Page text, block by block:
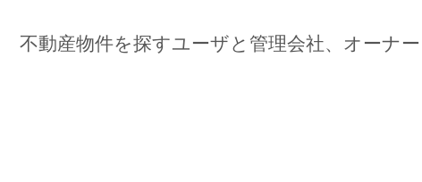
不動産物件を探すユーザと管理会社、オーナ